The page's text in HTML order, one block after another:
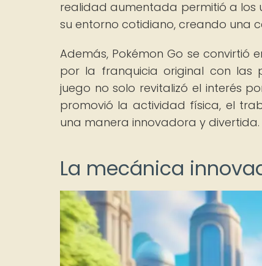
realidad aumentada permitió a los
su entorno cotidiano, creando una
Además, Pokémon Go se
por la franquicia original con las
juego no solo revitalizó el interés
promovió la actividad física, el
una manera innovadora y divertida.
La mecánica